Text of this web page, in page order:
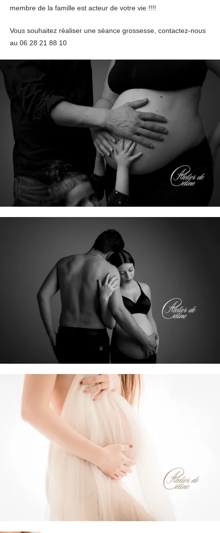
membre de la famille est acteur de votre vie !!!!
Vous souhaitez réaliser une séance grossesse, contactez-nous
au 06 28 21 88 10